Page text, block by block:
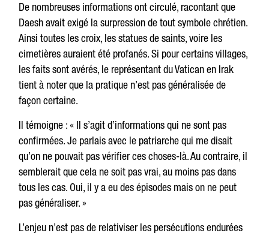
De nombreuses informations ont circulé, racontant que
Daesh avait exigé la surpression de tout symbole chrétien.
Ainsi toutes les croix, les statues de saints, voire les
cimetières auraient été profanés. Si pour certains villages,
les faits sont avérés, le représentant du Vatican en Irak
tient à noter que la pratique n’est pas généralisée de
façon certaine.
Il témoigne : « Il s’agit d’informations qui ne sont pas
confirmées. Je parlais avec le patriarche qui me disait
qu’on ne pouvait pas vérifier ces choses-là. Au contraire, il
semblerait que cela ne soit pas vrai, au moins pas dans
tous les cas. Oui, il y a eu des épisodes mais on ne peut
pas généraliser. »
L’enjeu n’est pas de relativiser les persécutions endurées